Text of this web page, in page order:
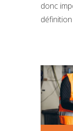
donc